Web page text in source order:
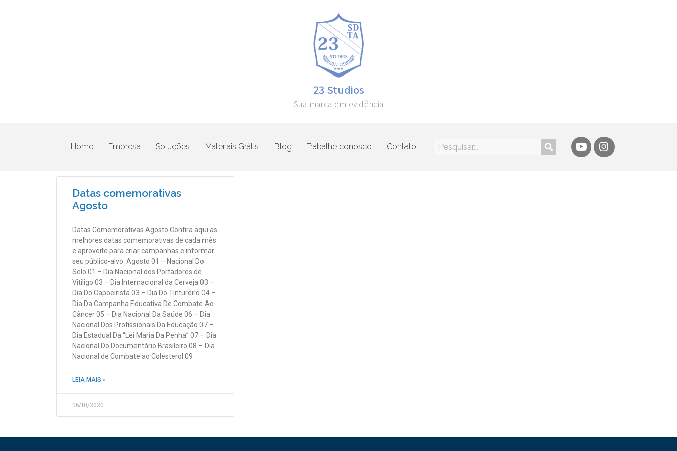
23 Studios
Sua marca em evidência
Home Empresa Soluções Materiais Grátis Blog Trabalhe conosco Contato
Datas comemorativas
Agosto
Datas Comemorativas Agosto Confira aqui as
melhores datas comemorativas de cada mês
e aproveite para criar campanhas e informar
seu público-alvo. Agosto 01 – Nacional Do
Selo 01 – Dia Nacional dos Portadores de
Vitiligo 03 – Dia Internacional da Cerveja 03 –
Dia Do Capoeirista 03 – Dia Do Tintureiro 04 –
Dia Da Campanha Educativa De Combate Ao
Câncer 05 – Dia Nacional Da Saúde 06 – Dia
Nacional Dos Profissionais Da Educação 07 –
Dia Estadual Da “Lei Maria Da Penha” 07 – Dia
Nacional Do Documentário Brasileiro 08 – Dia
Nacional de Combate ao Colesterol 09
LEIA MAIS »
06/10/2020